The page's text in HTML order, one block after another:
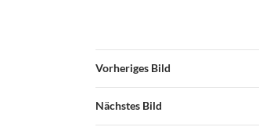
Vorheriges Bild
Nächstes Bild